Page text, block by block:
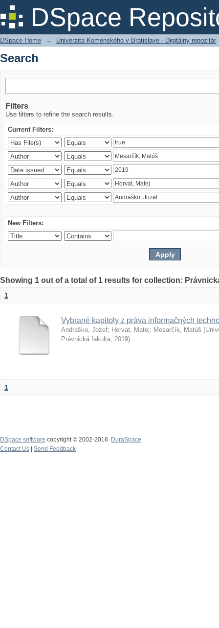
DSpace
Search
DSpace Home → Univerzita Komenského v Bratislave - Digitálny repozitár
Search
Filters
Use filters to refine the search results.
Current Filters:
New Filters:
Showing 1 out of a total of 1 results for collection:
1
Vybrané kapitoly z práva informačných
Andraško, Jozef; Horvat, Matej; Mesarčík, Matúš (
Právnická fakulta, 2019)
1
DSpace software copyright © 2002-2016
DuraSpace
Contact Us
Send Feedback